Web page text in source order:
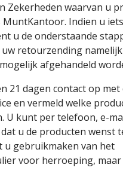
Zekerheden waarvan u
MuntKantoor. Indien u
u de onderstaande
retourzending
afgehandeld
21 dagen contact op met
en vermeld welke
U kunt per telefoon, e-
u de producten wenst
u gebruikmaken van het
voor herroeping,